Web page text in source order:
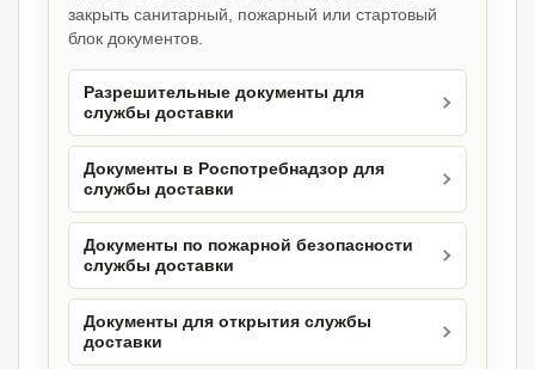
закрыть санитарный, пожарный или стартовый
блок документов.
Разрешительные документы для
службы доставки
Документы в Роспотребнадзор для
службы доставки
Документы по пожарной безопасности
службы доставки
Документы для открытия службы
доставки